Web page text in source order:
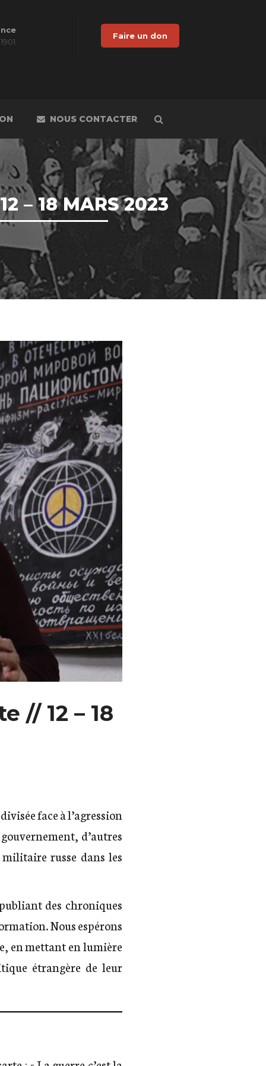
Faire un don
NOUS CONTACTER
– 18 MARS 2023
// 12 – 18
face à l’agression
d’autres
russe dans les
des chroniques
Nous espérons
en mettant en lumière
étrangère de leur